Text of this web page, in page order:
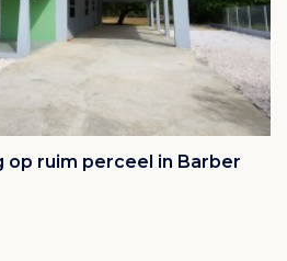
op ruim perceel in Barber